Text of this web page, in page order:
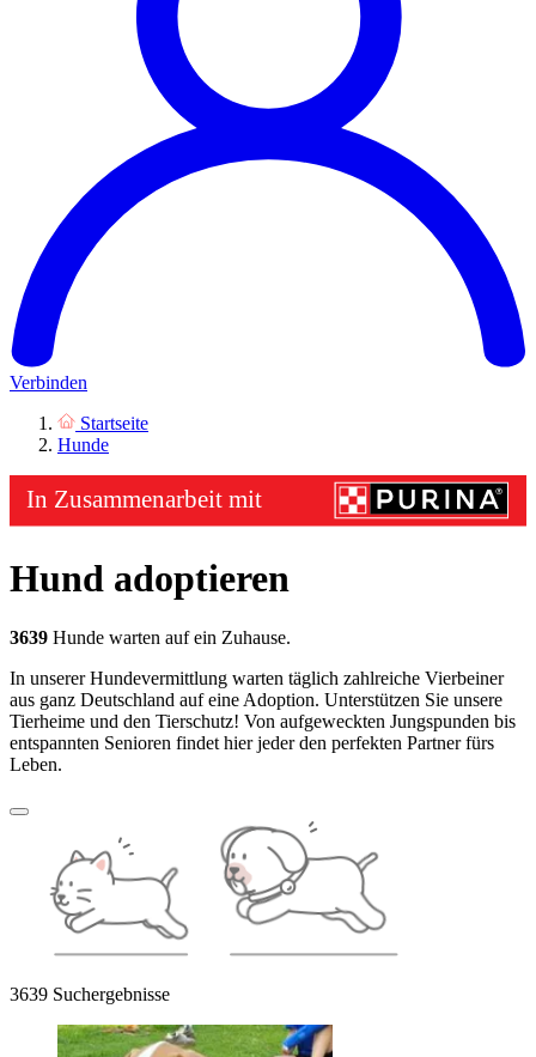
Verbinden
Startseite
Hunde
Hund adoptieren
3639 Hunde warten auf ein Zuhause.
In unserer Hundevermittlung warten täglich zahlreiche Vierbeiner
aus ganz Deutschland auf eine Adoption. Unterstützen Sie unsere
Tierheime und den Tierschutz! Von aufgeweckten Jungspunden bis
entspannten Senioren findet hier jeder den perfekten Partner fürs
Leben.
3639 Suchergebnisse